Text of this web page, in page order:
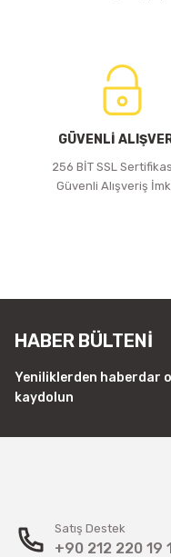
GÜVENLİ
256 BİT SSL
Güvenli Alışveriş
HABER BÜLTENİ
Yeniliklerden haberdar
kaydolun
Satış Destek
+90 212 220 19